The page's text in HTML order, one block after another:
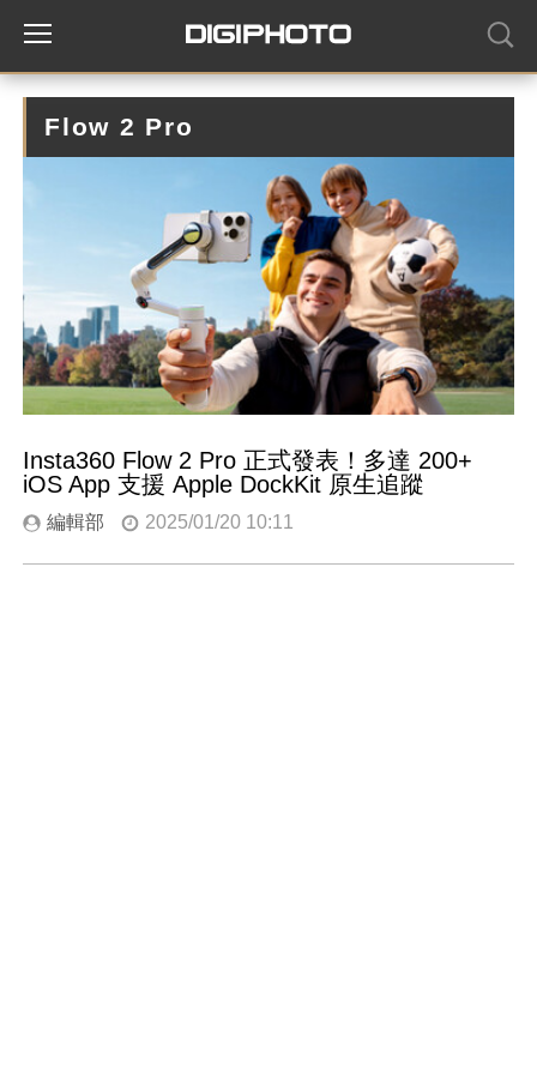
Flow 2 Pro
Insta360 Flow 2 Pro 正式發表！多達 200+
iOS App 支援 Apple DockKit 原生追蹤
編輯部 2025/01/20 10:11